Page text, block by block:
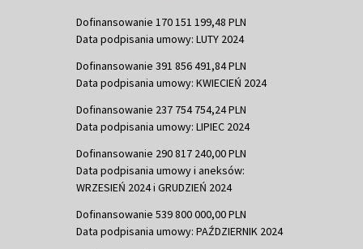
Dofinansowanie 170 151 199,48 PLN
Data podpisania umowy: LUTY 2024
Dofinansowanie 391 856 491,84 PLN
Data podpisania umowy: KWIECIEŃ 2024
Dofinansowanie 237 754 754,24 PLN
Data podpisania umowy: LIPIEC 2024
Dofinansowanie 290 817 240,00 PLN
Data podpisania umowy i aneksów:
WRZESIEŃ 2024 i GRUDZIEŃ 2024
Dofinansowanie 539 800 000,00 PLN
Data podpisania umowy: PAŹDZIERNIK 2024